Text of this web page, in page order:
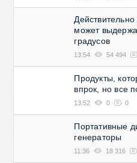
может
градусов
13:54 54 494
Продукты,
впрок, но все
13:52 0 0
Портативные
генераторы
11:36 18 316